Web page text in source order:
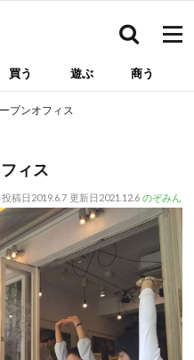
買う 遊ぶ 商う
プンオフィス
ィス
投稿日 2019.6.7 更新日 2021.12.6 のぞみん